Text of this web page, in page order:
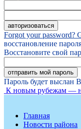
Forgot your password?
восстановление
Восстановите свой
Пароль будет выслан
К новым рубежам —
Главная
Новости района